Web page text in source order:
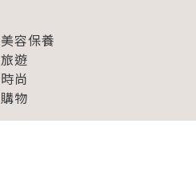
美容保養
旅遊
時尚
購物